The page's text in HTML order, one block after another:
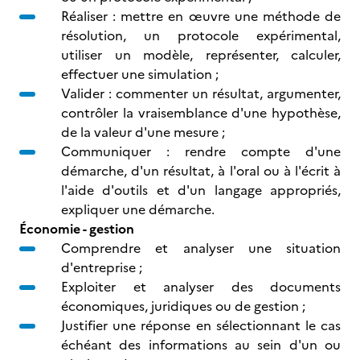
Réaliser : mettre en œuvre une méthode de
résolution, un protocole expérimental,
utiliser un modèle, représenter, calculer,
effectuer une simulation ;
Valider : commenter un résultat, argumenter,
contrôler la vraisemblance d'une hypothèse,
de la valeur d'une mesure ;
Communiquer : rendre compte d'une
démarche, d'un résultat, à l'oral ou à l'écrit à
l'aide d'outils et d'un langage appropriés,
expliquer une démarche.
Économie - gestion
Comprendre et analyser une situation
d'entreprise ;
Exploiter et analyser des documents
économiques, juridiques ou de gestion ;
Justifier une réponse en sélectionnant le cas
échéant des informations au sein d'un ou